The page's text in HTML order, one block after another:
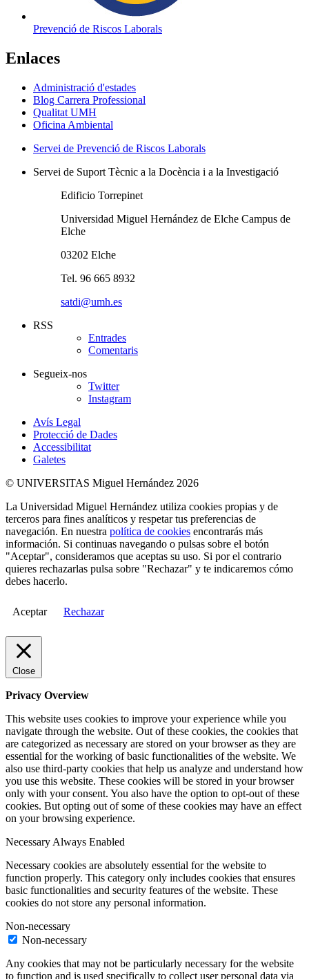
Prevenció de Riscos Laborals
Enlaces
Administració d'estades
Blog Carrera Professional
Qualitat UMH
Oficina Ambiental
Servei de Prevenció de Riscos Laborals
Servei de Suport Tècnic a la Docència i a la Investigació
Edificio Torrepinet
Universidad Miguel Hernández de Elche Campus de
Elche
03202 Elche
Tel. 96 665 8932
satdi@umh.es
RSS
Entrades
Comentaris
Segueix-nos
Twitter
Instagram
Avís Legal
Protecció de Dades
Accessibilitat
Galetes
© UNIVERSITAS Miguel Hernández 2026
La Universidad Miguel Hernández utiliza cookies propias y de
terceros para fines analíticos y respetar tus preferencias de
navegación. En nuestra política de cookies encontrarás más
información. Si continuas navegando o pulsas sobre el botón
"Aceptar", consideramos que aceptas su uso. Si por el contrario
quieres rechazarlas pulsa sobre "Rechazar" y te indicaremos cómo
debes hacerlo.
Aceptar Rechazar
Close
Privacy Overview
This website uses cookies to improve your experience while you
navigate through the website. Out of these cookies, the cookies that
are categorized as necessary are stored on your browser as they are
essential for the working of basic functionalities of the website. We
also use third-party cookies that help us analyze and understand how
you use this website. These cookies will be stored in your browser
only with your consent. You also have the option to opt-out of these
cookies. But opting out of some of these cookies may have an effect
on your browsing experience.
Necessary Always Enabled
Necessary cookies are absolutely essential for the website to
function properly. This category only includes cookies that ensures
basic functionalities and security features of the website. These
cookies do not store any personal information.
Non-necessary
Non-necessary
Any cookies that may not be particularly necessary for the website
to function and is used specifically to collect user personal data via